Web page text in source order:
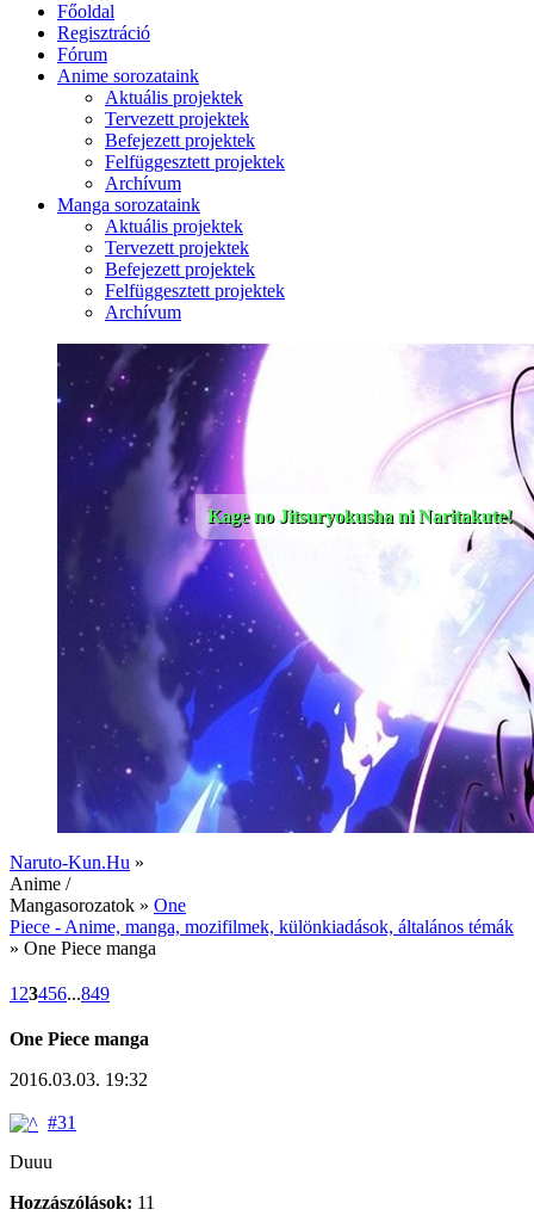
Főoldal
Regisztráció
Fórum
Anime sorozataink
Aktuális projektek
Tervezett projektek
Befejezett projektek
Felfüggesztett projektek
Archívum
Manga sorozataink
Aktuális projektek
Tervezett projektek
Befejezett projektek
Felfüggesztett projektek
Archívum
Kage no Jitsuryokusha ni Naritakute!
Naruto-Kun.Hu »
Anime /
Mangasorozatok » One
Piece - Anime, manga, mozifilmek, különkiadások, általános témák
» One Piece manga
1 23456...849
One Piece manga
2016.03.03. 19:32
#31
Duuu
Hozzászólások: 11